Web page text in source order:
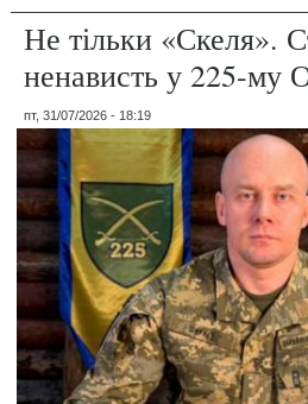
Не тільки «Скеля».
ненависть у 225-
пт, 31/07/2026 - 18:19